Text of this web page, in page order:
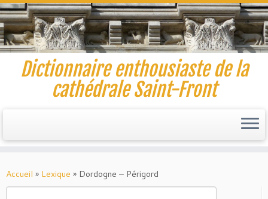
to
content
Dictionnaire enthousiaste de la
cathédrale Saint-Front
Accueil » Lexique » Dordogne – Périgord